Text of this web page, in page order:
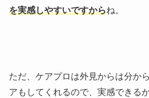
を実感しやすいですからね。
ただ、ケアプロは外見からは分か
アもしてくれるので、実感できる